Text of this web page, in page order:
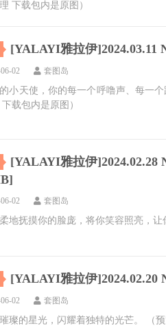
下载包内是原图）
[YALAYI雅拉伊]2024.03.11
02 套图岛
小天使，你的每一个呼噜声、每一
载包内是原图）
[YALAYI雅拉伊]2024.02.28
02 套图岛
地抚摸你的脸庞，将你笑容照亮，
[YALAYI雅拉伊]2024.02.20
02 套图岛
璨的星光，闪耀着独特的光芒。 （